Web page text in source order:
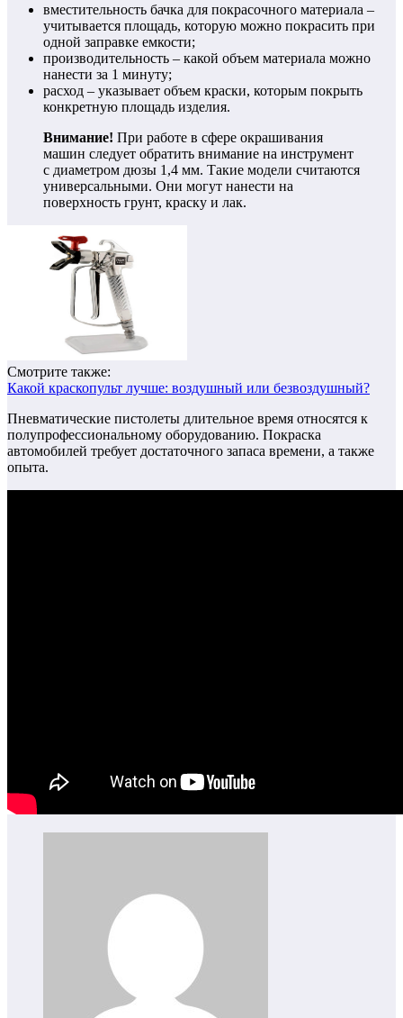
вместительность бачка для покрасочного материала –
учитывается площадь, которую можно покрасить при
одной заправке емкости;
производительность – какой объем материала можно
нанести за 1 минуту;
расход – указывает объем краски, которым покрыть
конкретную площадь изделия.
Внимание! При работе в сфере окрашивания
машин следует обратить внимание на инструмент
с диаметром дюзы 1,4 мм. Такие модели считаются
универсальными. Они могут нанести на
поверхность грунт, краску и лак.
Смотрите также:
Какой краскопульт лучше: воздушный или безвоздушный?
Пневматические пистолеты длительное время относятся к
полупрофессиональному оборудованию. Покраска
автомобилей требует достаточного запаса времени, а также
опыта.